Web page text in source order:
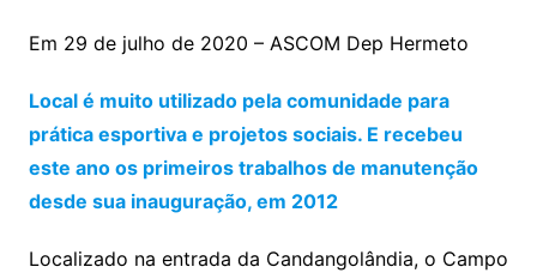
Em 29 de julho de 2020 – ASCOM Dep Hermeto
Local é muito utilizado pela comunidade para
prática esportiva e projetos sociais. E recebeu
este ano os primeiros trabalhos de manutenção
desde sua inauguração, em 2012
Localizado na entrada da Candangolândia, o Campo